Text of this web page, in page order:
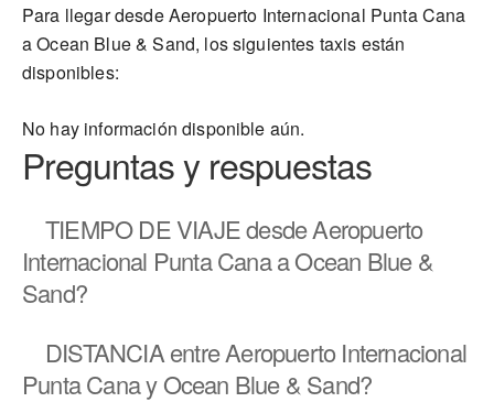
Para llegar desde Aeropuerto Internacional Punta Cana
a Ocean Blue & Sand, los siguientes taxis están
disponibles:
No hay información disponible aún.
Preguntas y respuestas
TIEMPO DE VIAJEdesde Aeropuerto
Internacional Punta Cana a Ocean Blue &
Sand?
DISTANCIAentre Aeropuerto Internacional
Punta Cana y Ocean Blue & Sand?